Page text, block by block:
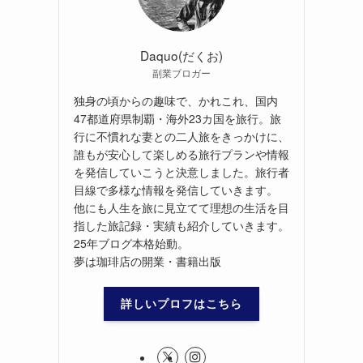
Daquo(だくお)
副業ブロガー
独身の頃からの趣味で、かれこれ、国内
47都道府県制覇・海外23カ国を旅行。旅
行に不慣れな妻との二人旅をきっかけに、
誰もが安心して楽しめる旅行プランや情報
を発信していこうと決意しました。旅行者
目線で多様な情報を発信していきます。
他にも人生を旅に見立てて理想の生活を目
指した旅記録・実績も紹介していきます。
25年ブログ本格始動。
夢は珈琲店の開業・書籍出版
詳しいプロフはこちら